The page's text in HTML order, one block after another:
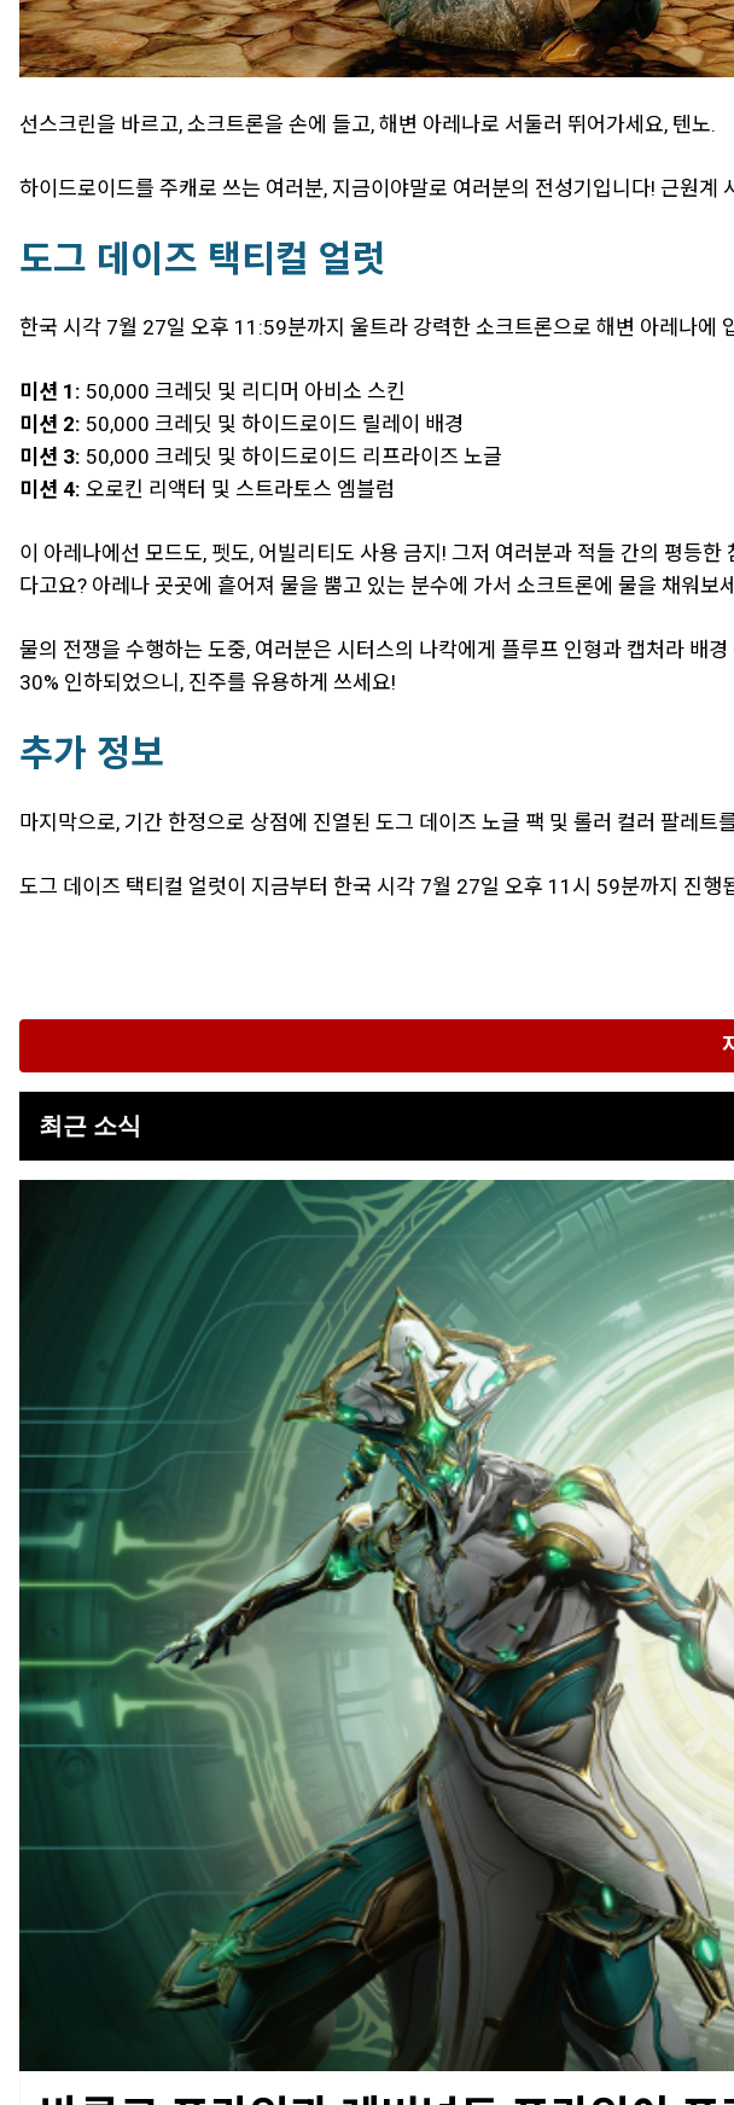
선스크린을 바르고, 소크트론을 손에 들고, 해변 아레나로 서둘러 뛰어가세요, 텐노.
하이드로이드를 주캐로 쓰는 여러분, 지금이야말로 여러분의 전성기입니다! 근원계
도그 데이즈 택티컬 얼럿
한국 시각 7월 27일 오후 11:59분까지 울트라 강력한 소크트론으로 해변 아레나에
미션 1: 50,000 크레딧 및 리디머 아비소 스킨
미션 2: 50,000 크레딧 및 하이드로이드 릴레이 배경
미션 3: 50,000 크레딧 및 하이드로이드 리프라이즈 노글
미션 4: 오로킨 리액터 및 스트라토스 엠블럼
이 아레나에선 모드도, 펫도, 어빌리티도 사용 금지! 그저 여러분과 적들 간의 평등
다고요? 아레나 곳곳에 흩어져 물을 뿜고 있는 분수에 가서 소크트론에 물을 채워보
물의 전쟁을 수행하는 도중, 여러분은 시터스의 나칵에게 플루프 인형과 캡처라 배
30% 인하되었으니, 진주를 유용하게 쓰세요!
추가 정보
마지막으로, 기간 한정으로 상점에 진열된 도그 데이즈 노글 팩 및 롤러 컬러 팔레트
도그 데이즈 택티컬 얼럿이 지금부터 한국 시각 7월 27일 오후 11시 59분까지 진행
최근 소식